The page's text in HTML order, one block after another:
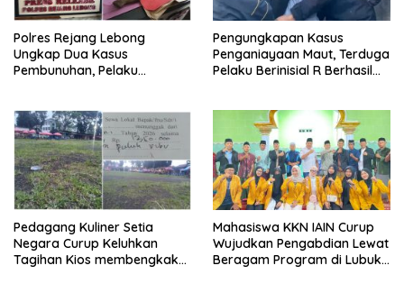
Polres Rejang Lebong
Ungkap Dua Kasus
Pembunuhan, Pelaku
Pengungkapan Kasus
Penganiayaan Maut, Terduga
Pelaku Berinisial R Berhasil
Pedagang Kuliner Setia
Negara Curup Keluhkan
Tagihan Kios membengkak
Mahasiswa KKN IAIN Curup
Wujudkan Pengabdian Lewat
Beragam Program di Lubuk